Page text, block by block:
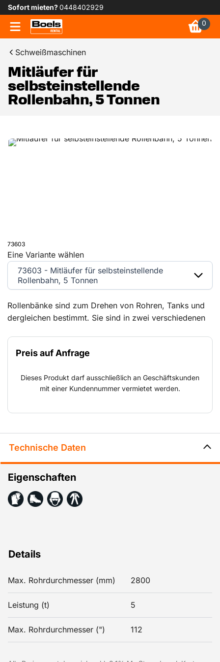
Sofort mieten?0448402929
0
Schweißmaschinen
Mitläufer für
selbsteinstellende
Rollenbahn, 5 Tonnen
73603
Rollenbänke sind zum Drehen von Rohren, Tanks und
dergleichen bestimmt. Sie sind in zwei verschiedenen
selbsteinstellenden Rädern. In der Standardausführung
verfügen sie über zwei Bänke, von denen eine
hat. Die Rollenbänke werden über ein Bedienfeld und
eine Fernbedienung gesteuert. Das Werkstück kann nun
richtige Position gebracht werden. Die
sich ohne manuelle Einstellungen an das Werkstück
anzupassen.
Preis auf Anfrage
Dieses Produkt darf ausschließlich an Geschäftskunden
mit einer Kundennummer vermietet werden.
Eine Variante wählen
73603 - Mitläufer für selbsteinstellende
Rollenbahn, 5 Tonnen
Technische Daten
Details
Max. Rohrdurchmesser (mm) 2800
Leistung (t) 5
Max. Rohrdurchmesser (") 112
Eigenschaften